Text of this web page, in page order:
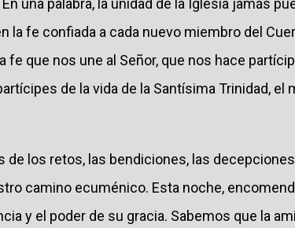
una palabra, la unidad de la Iglesia jamás
la fe confiada a cada nuevo miembro del
fe que nos une al Señor, que nos hace
de la vida de la Santísima Trinidad, el
los retos, las bendiciones, las
camino ecuménico. Esta noche,
y el poder de su gracia. Sabemos que la